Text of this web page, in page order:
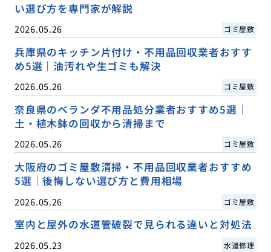
い選び方を専門家が解説
2026.05.26 ゴミ屋敷
兵庫県のキッチン片付け・不用品回収業者おすす
め5選｜油汚れや生ゴミも解決
2026.05.26 ゴミ屋敷
奈良県のベランダ不用品処分業者おすすめ5選｜
土・植木鉢の回収から清掃まで
2026.05.26 ゴミ屋敷
大阪府のゴミ屋敷清掃・不用品回収業者おすすめ
5選｜後悔しない選び方と費用相場
2026.05.26 ゴミ屋敷
室内と屋外の水道管破裂で見られる違いと対処法
2026.05.23 水道修理